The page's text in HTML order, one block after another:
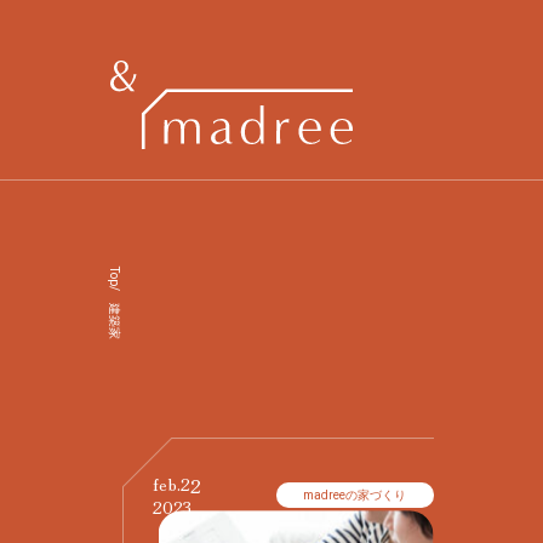
feb. 22
2023 madreeの家づくり
Top
/
建築家